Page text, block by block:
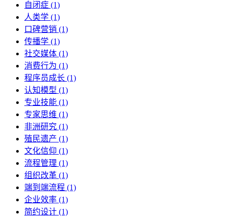
自闭症 (1)
人类学 (1)
口碑营销 (1)
传播学 (1)
社交媒体 (1)
消费行为 (1)
程序员成长 (1)
认知模型 (1)
专业技能 (1)
专家思维 (1)
非洲研究 (1)
殖民遗产 (1)
文化信仰 (1)
流程管理 (1)
组织改革 (1)
端到端流程 (1)
企业效率 (1)
简约设计 (1)